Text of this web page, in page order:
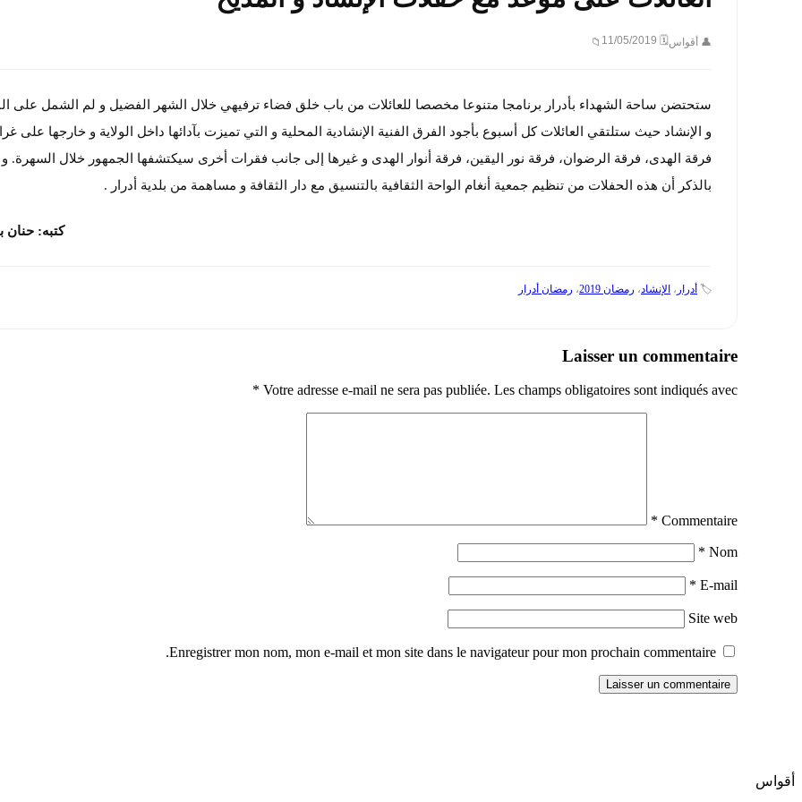
👤 أقواس🗓 11/05/2019
📁
ستحتضن ساحة الشهداء بأدرار برنامجا متنوعا مخصصا للعائلات من باب خلق فضاء ترفيهي خلال الشهر الفضيل و لم الشمل على
و الإنشاد حيث ستلتقي العائلات كل أسبوع بأجود الفرق الفنية الإنشادية المحلية و التي تميزت بآدائها داخل الولاية و خارجها على
فرقة الهدى، فرقة الرضوان، فرقة نور اليقين، فرقة أنوار الهدى و غيرها إلى جانب فقرات أخرى سيكتشفها الجمهور خلال السهرة. و
بالذكر أن هذه الحفلات من تنظيم جمعية أنغام الواحة الثقافية بالتنسيق مع دار الثقافة و مساهمة من بلدية أدرار .
كتبه:
🏷️ أدرار ، الإنشاد، رمضان 2019 ، رمضان أدرار
Laisser un commentaire
Votre adresse e-mail ne sera pas publiée. Les champs obligatoires sont indiqués avec
*
Commentaire
*
Nom
*
E-mail
*
Site web
Enregistrer mon nom, mon e-mail et mon site dans le navigateur pour mon prochain commentaire.
أقواس